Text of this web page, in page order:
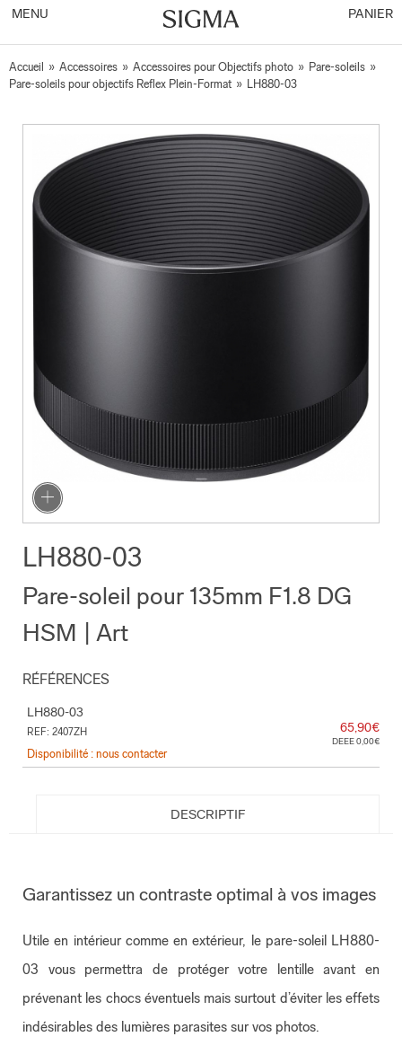
MENU PANIER
Accueil » Accessoires » Accessoires pour Objectifs photo » Pare-soleils »
Pare-soleils pour objectifs Reflex Plein-Format » LH880-03
LH880-03
Pare-soleil pour 135mm F1.8 DG
HSM | Art
RÉFÉRENCES
LH880-03
REF: 2407ZH
Disponibilité : nous contacter
65,90€
DEEE 0,00€
DESCRIPTIF
Garantissez un contraste optimal à vos images
Utile en intérieur comme en extérieur, le pare-soleil LH880-
03 vous permettra de protéger votre lentille avant en
prévenant les chocs éventuels mais surtout d’éviter les effets
indésirables des lumières parasites sur vos photos.